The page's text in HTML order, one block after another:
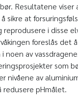
Resultatene viser
sikre at
reprodusere i disse
foreslås det
noen av
som
nivåene av
redusere pHmålet.